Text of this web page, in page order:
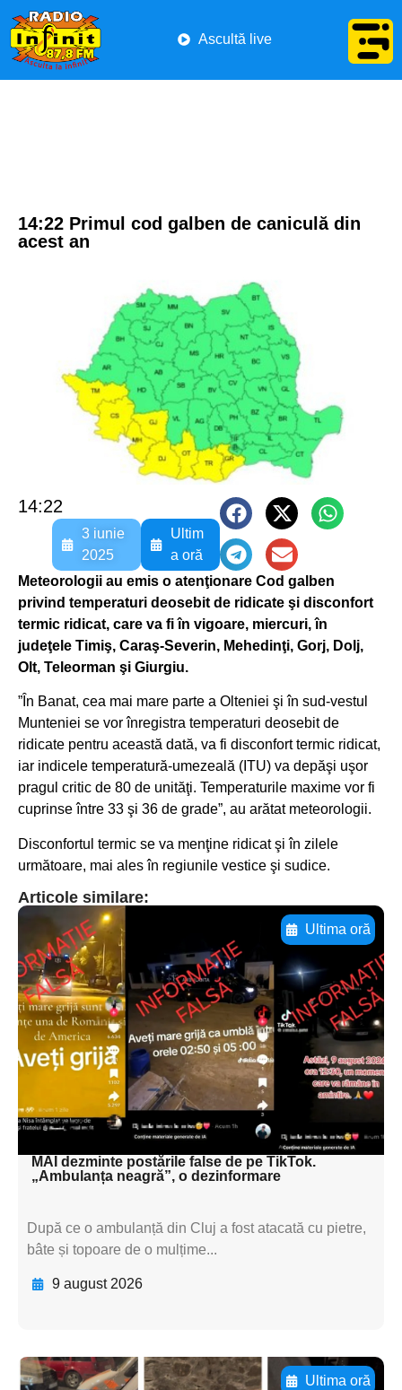
Ascultă live
14:22 Primul cod galben de caniculă din
acest an
14:22
3 iunie
2025
Ultim
a oră
Meteorologii au emis o atenţionare Cod galben
privind temperaturi deosebit de ridicate şi disconfort
termic ridicat, care va fi în vigoare, miercuri, în
judeţele Timiş, Caraş-Severin, Mehedinţi, Gorj, Dolj,
Olt, Teleorman şi Giurgiu.
”În Banat, cea mai mare parte a Olteniei şi în sud-vestul
Munteniei se vor înregistra temperaturi deosebit de
ridicate pentru această dată, va fi disconfort termic ridicat,
iar indicele temperatură-umezeală (ITU) va depăşi uşor
pragul critic de 80 de unităţi. Temperaturile maxime vor fi
cuprinse între 33 şi 36 de grade”, au arătat meteorologii.
Disconfortul termic se va menţine ridicat şi în zilele
următoare, mai ales în regiunile vestice şi sudice.
Articole similare:
Ultima oră
Adaugă aici textul pentru
subtitluAdaugă aici
textul pentru
subtitluAdaugă aici
textul pentru
subtitluAdaugă aici
textul pentru subti
MAI dezminte postările false de pe TikTok.
„Ambulanța neagră”, o dezinformare
După ce o ambulanță din Cluj a fost atacată cu pietre,
bâte și topoare de o mulțime...
9 august 2026
Ultima oră